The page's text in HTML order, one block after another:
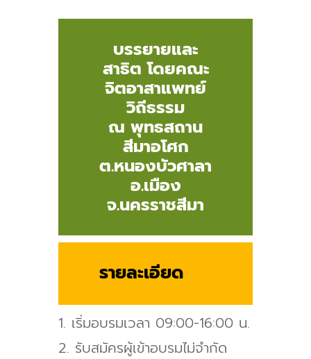
บรรยายและ
สาธิต โดยคณะ
จิตอาสาแพทย์
วิถีธรรม
ณ พุทธสถาน
สีมาอโศก
ต.หนองบัวศาลา
อ.เมือง
จ.นครราชสีมา
รายละเอียด
1. เริ่มอบรมเวลา 09:00-16:00 น.
2. รับสมัครผู้เข้าอบรมไม่จำกัด